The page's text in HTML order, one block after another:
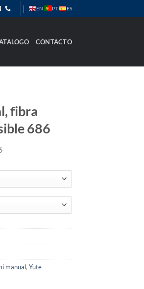
EN PT ES
CONTACTO
fibra
686
manual,Yute